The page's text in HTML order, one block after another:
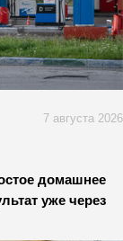
7 августа 2026
домашнее
уже через